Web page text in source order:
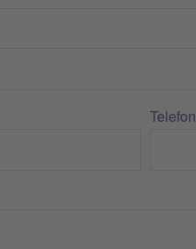
Telefon